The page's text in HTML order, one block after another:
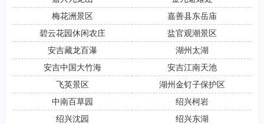
梅花洲景区
嘉善县东岳庙
碧云花园休闲农庄
盐官观潮景区
安吉藏龙百瀑
湖州太湖
安吉中国大竹海
安吉江南天池
飞英景区
湖州金钉子保护区
中南百草园
绍兴柯岩
绍兴沈园
绍兴东湖